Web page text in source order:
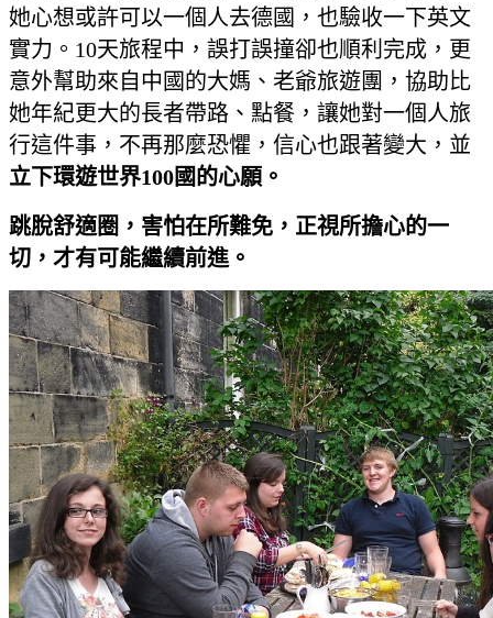
她心想或許可以一個人去德國，也驗收一下英文
實力。10天旅程中，誤打誤撞卻也順利完成，更
意外幫助來自中國的大媽、老爺旅遊團，協助比
她年紀更大的長者帶路、點餐，讓她對一個人旅
行這件事，不再那麼恐懼，信心也跟著變大，並
立下環遊世界100國的心願。
跳脫舒適圈，害怕在所難免，正視所擔心的一
切，才有可能繼續前進。